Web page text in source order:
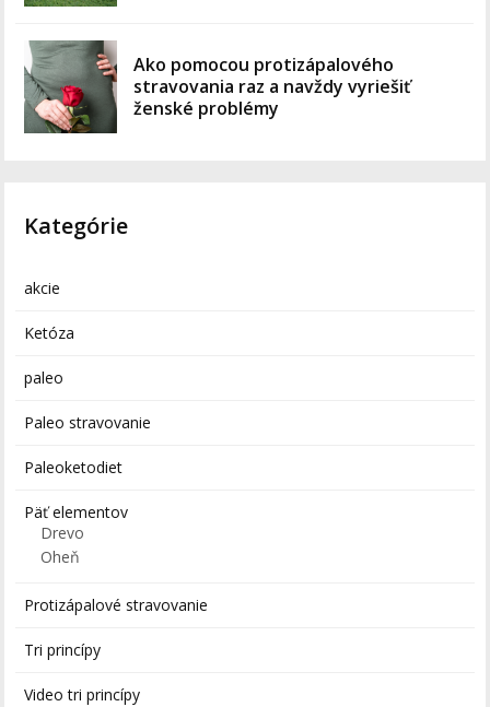
Ako pomocou protizápalového
stravovania raz a navždy vyriešiť
ženské problémy
Kategórie
akcie
Ketóza
paleo
Paleo stravovanie
Paleoketodiet
Päť elementov
Drevo
Oheň
Protizápalové stravovanie
Tri princípy
Video tri princípy